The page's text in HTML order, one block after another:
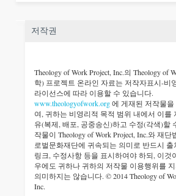
저작권
Theology of Work Project, Inc.의 Theology of
학) 프로젝트 온라인 자료는 저작자표시-비
라이선스에 따라 이용할 수 있습니다.
www.theologyofwork.org에 게재된 저작물
여, 귀하는 비영리적 목적 범위 내에서 이를
유(복제, 배포, 공중송신)하고 수정(각색)할
작물이 Theology of Work Project, Inc.와 재
로벌문화재단에 귀속되는 의미로 반드시 출
링크, 수정사항 등을 표시하여야 하되, 이것
우에도 귀하나 귀하의 저작물 이용행위를
의미하지는 않습니다. © 2014 Theology of
Inc.